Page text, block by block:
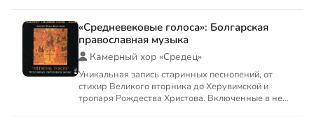
«Средневековые голоса»: Болгарская
православная музыка
Камерный хор «Средец»
Уникальная запись старинных песнопений, от
стихир Великого вторника до Херувимской и
тропаря Рождества Христова. Включенные в него